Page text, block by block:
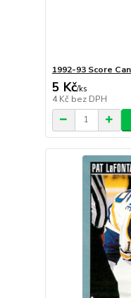
1992-93 Score
5 Kč/ks
4 Kč bez DPH